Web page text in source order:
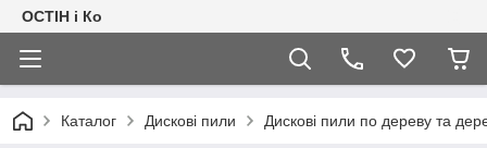
ОСТІН і Ко
Каталог Дискові пили Дискові пили по дереву та